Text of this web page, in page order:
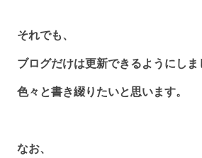
それでも、
ブログだけは更新できるようにしま
色々と書き綴りたいと思います。
なお、